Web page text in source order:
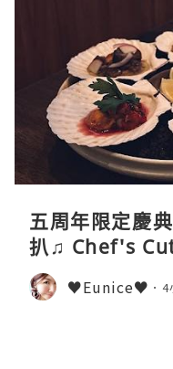
五周年限定慶
扒♫ Chef's
♥Eunice♥ 4